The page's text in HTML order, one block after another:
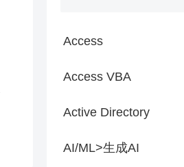
Access
Access VBA
Active Directory
AI/ML>生成AI